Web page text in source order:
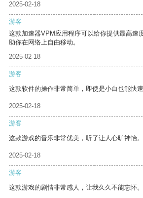
2025-02-18
游客
这款加速器VPM应用程序可以给你提供最高速
助你在网络上自由移动。
2025-02-18
游客
这款软件的操作非常简单，即使是小白也能快速
2025-02-18
游客
这款游戏的音乐非常优美，听了让人心旷神怡。
2025-02-18
游客
这款游戏的剧情非常感人，让我久久不能忘怀。